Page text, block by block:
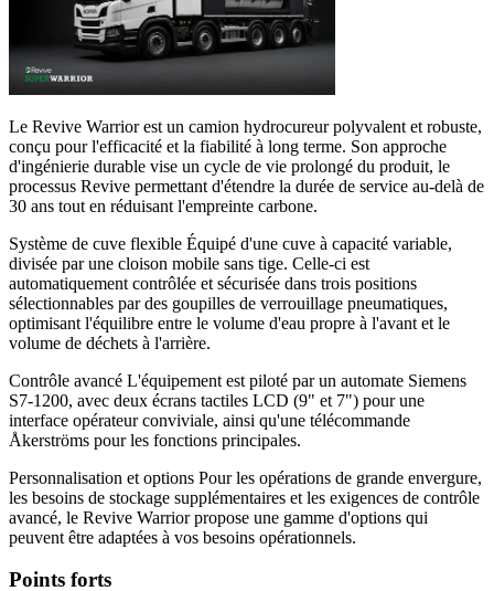
Le Revive Warrior est un camion hydrocureur polyvalent et robuste,
conçu pour l'efficacité et la fiabilité à long terme. Son approche
d'ingénierie durable vise un cycle de vie prolongé du produit, le
processus Revive permettant d'étendre la durée de service au-delà de
30 ans tout en réduisant l'empreinte carbone.
Système de cuve flexible Équipé d'une cuve à capacité variable,
divisée par une cloison mobile sans tige. Celle-ci est
automatiquement contrôlée et sécurisée dans trois positions
sélectionnables par des goupilles de verrouillage pneumatiques,
optimisant l'équilibre entre le volume d'eau propre à l'avant et le
volume de déchets à l'arrière.
Contrôle avancé L'équipement est piloté par un automate Siemens
S7-1200, avec deux écrans tactiles LCD (9" et 7") pour une
interface opérateur conviviale, ainsi qu'une télécommande
Åkerströms pour les fonctions principales.
Personnalisation et options Pour les opérations de grande envergure,
les besoins de stockage supplémentaires et les exigences de contrôle
avancé, le Revive Warrior propose une gamme d'options qui
peuvent être adaptées à vos besoins opérationnels.
Points forts